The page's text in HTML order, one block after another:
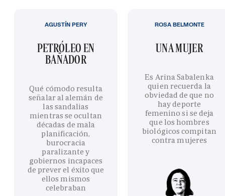
PETRÓLEO EN
BAÑADOR
Qué cómodo resulta
señalar al alemán de
las sandalias
mientras se ocultan
décadas de mala
planificación,
burocracia
paralizante y
gobiernos incapaces
de prever el éxito que
ellos mismos
celebraban
AGUSTÍN PERY
UNA MUJER
Es Arina Sabalenka
quien recuerda la
obviedad de que no
hay deporte
femenino si se deja
que los hombres
biológicos compitan
contra mujeres
ROSA BELMONTE